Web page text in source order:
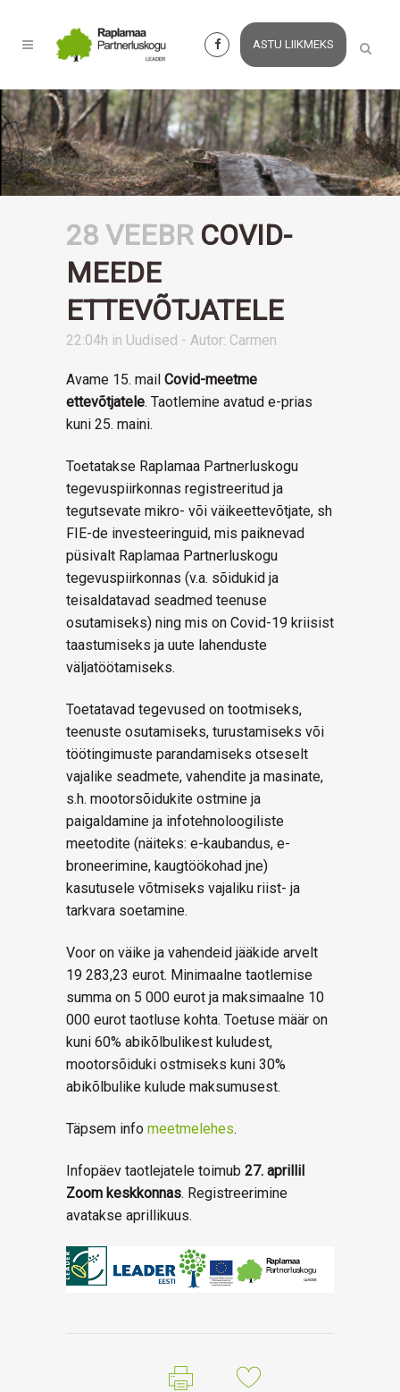
ASTU LIIKMEKS
28 VEEBRCOVID-
MEEDE
ETTEVÕTJATELE
22:04h in Uudised - Autor: Carmen
Avame 15. mail Covid-meetme
ettevõtjatele. Taotlemine avatud e-prias
kuni 25. maini.
Toetatakse Raplamaa Partnerluskogu
tegevuspiirkonnas registreeritud ja
tegutsevate mikro- või väikeettevõtjate, sh
FIE-de investeeringuid, mis paiknevad
püsivalt Raplamaa Partnerluskogu
tegevuspiirkonnas (v.a. sõidukid ja
teisaldatavad seadmed teenuse
osutamiseks) ning mis on Covid-19 kriisist
taastumiseks ja uute lahenduste
väljatöötamiseks.
Toetatavad tegevused on tootmiseks,
teenuste osutamiseks, turustamiseks või
töötingimuste parandamiseks otseselt
vajalike seadmete, vahendite ja masinate,
s.h. mootorsõidukite ostmine ja
paigaldamine ja infotehnoloogiliste
meetodite (näiteks: e-kaubandus, e-
broneerimine, kaugtöökohad jne)
kasutusele võtmiseks vajaliku riist- ja
tarkvara soetamine.
Voor on väike ja vahendeid jääkide arvelt
19 283,23 eurot. Minimaalne taotlemise
summa on 5 000 eurot ja maksimaalne 10
000 eurot taotluse kohta. Toetuse määr on
kuni 60% abikõlbulikest kuludest,
mootorsõiduki ostmiseks kuni 30%
abikõlbulike kulude maksumusest.
Täpsem info meetmelehes.
Infopäev taotlejatele toimub 27. aprillil
Zoom keskkonnas. Registreerimine
avatakse aprillikuus.